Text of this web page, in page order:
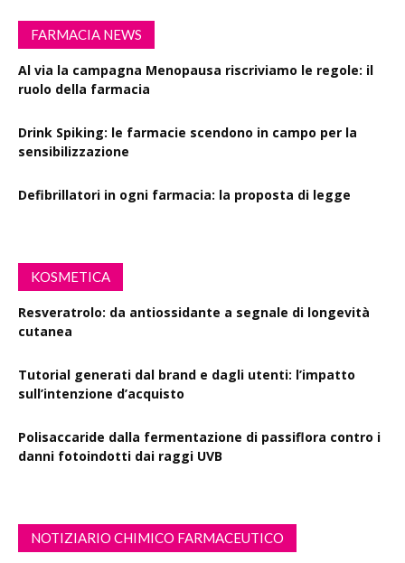
FARMACIA NEWS
Al via la campagna Menopausa riscriviamo le regole: il
ruolo della farmacia
Drink Spiking: le farmacie scendono in campo per la
sensibilizzazione
Defibrillatori in ogni farmacia: la proposta di legge
KOSMETICA
Resveratrolo: da antiossidante a segnale di longevità
cutanea
Tutorial generati dal brand e dagli utenti: l’impatto
sull’intenzione d’acquisto
Polisaccaride dalla fermentazione di passiflora contro i
danni fotoindotti dai raggi UVB
NOTIZIARIO CHIMICO FARMACEUTICO